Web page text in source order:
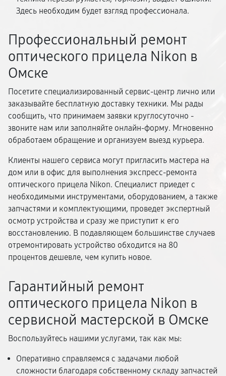
Здесь необходим будет взгляд профессионала.
Профессиональный ремонт
оптического прицела Nikon в
Омске
Посетите специализированный сервис-центр лично или
заказывайте бесплатную доставку техники. Мы рады
сообщить, что принимаем заявки круглосуточно -
звоните нам или заполняйте онлайн-форму. Мгновенно
обработаем обращение и организуем выезд курьера.
Клиенты нашего сервиса могут пригласить мастера на
дом или в офис для выполнения экспресс-ремонта
оптического прицела Nikon. Специалист приедет с
необходимыми инструментами, оборудованием, а также
запчастями и комплектующими, проведет экспертный
осмотр устройства и сразу же приступит к его
восстановлению. В подавляющем большинстве случаев
отремонтировать устройство обходится на 80
процентов дешевле, чем купить новое.
Гарантийный ремонт
оптического прицела Nikon в
сервисной мастерской в Омске
Воспользуйтесь нашими услугами, так как мы:
Оперативно справляемся с задачами любой
сложности благодаря собственному складу запчастей